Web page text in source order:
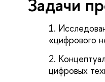
«цифрового
цифровых